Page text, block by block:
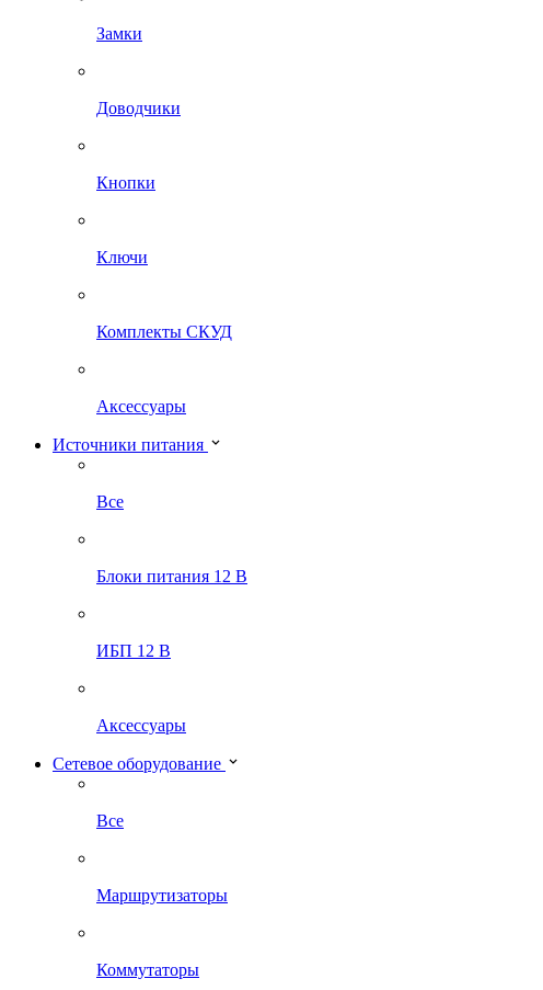
Замки
Доводчики
Кнопки
Ключи
Комплекты СКУД
Аксессуары
Источники питания
Все
Блоки питания 12 В
ИБП 12 В
Аксессуары
Сетевое оборудование
Все
Маршрутизаторы
Коммутаторы